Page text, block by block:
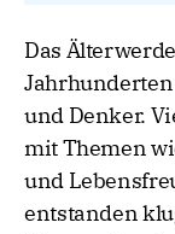
Das
und Denker.
mit Themen
und
entstanden